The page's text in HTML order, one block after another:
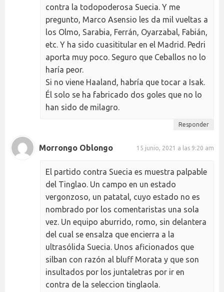
contra la todopoderosa Suecia. Y me
pregunto, Marco Asensio les da mil vueltas a
los Olmo, Sarabia, Ferrán, Oyarzabal, Fabián,
etc. Y ha sido cuasititular en el Madrid. Pedri
aporta muy poco. Seguro que Ceballos no lo
haría peor.
Si no viene Haaland, habría que tocar a Isak.
Él solo se ha fabricado dos goles que no lo
han sido de milagro.
Responder
Morrongo Oblongo 15 junio, 2021 a las 9:20 am
El partido contra Suecia es muestra palpable
del Tinglao. Un campo en un estado
vergonzoso, un patatal, cuyo estado no es
nombrado por los comentaristas una sola
vez. Un equipo aburrido, romo, sin delantera
del cual se ensalza que encierra a la
ultrasólida Suecia. Unos aficionados que
silban con razón al bluff Morata y que son
insultados por los juntaletras por ir en
contra de la seleccion tinglaola.